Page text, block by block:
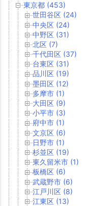
東京都 (453)
世田谷区 (24)
中央区 (24)
中野区 (31)
北区 (7)
千代田区 (37)
台東区 (31)
品川区 (19)
墨田区 (12)
多摩市 (1)
大田区 (9)
小平市 (3)
府中市 (1)
文京区 (6)
日野市 (1)
杉並区 (19)
東久留米市 (1)
板橋区 (6)
武蔵野市 (6)
江戸川区 (8)
江東区 (13)